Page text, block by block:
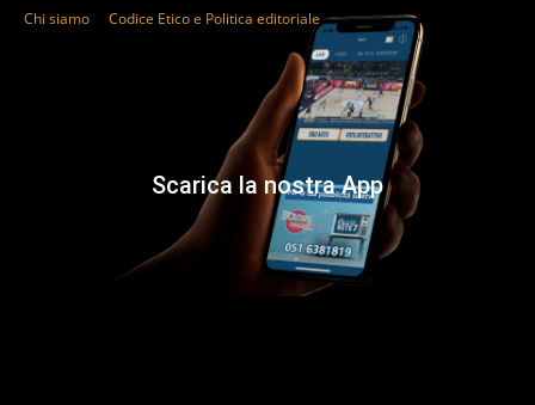
Chi siamo Codice Etico e Politica editoriale
Scarica la nostra App